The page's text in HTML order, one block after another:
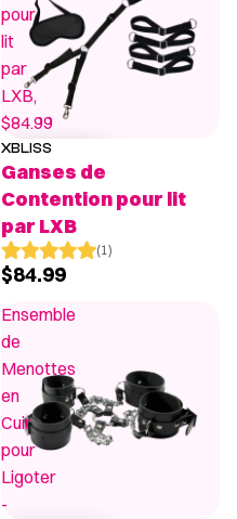
pour
lit
par
LXB,
$84.99
XBLISS
Ganses de
Contention pour lit
par LXB
(1)
$84.99
Ensemble
de
Menottes
en
Cuir
pour
Ligoter
-